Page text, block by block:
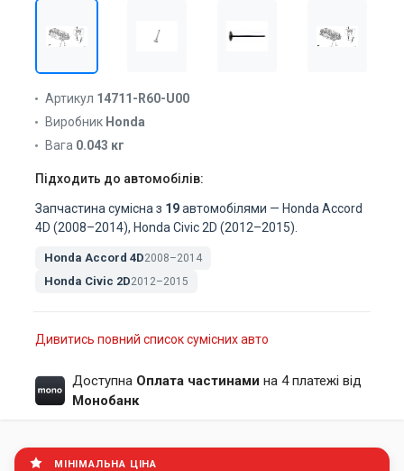
Артикул 14711-R60-U00
Виробник Honda
Вага 0.043 кг
Підходить до автомобілів:
Запчастина сумісна з 19автомобілями — Honda Accord
4D (2008–2014), Honda Civic 2D (2012–2015).
Honda Accord 4D2008–2014
Honda Civic 2D2012–2015
Дивитись повний список сумісних авто
Доступна Оплата частинами на 4 платежі від
Монобанк
МІНІМАЛЬНА ЦІНА